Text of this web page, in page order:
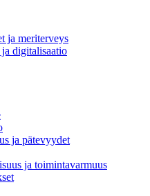
ja meriterveys
digitalisaatio
ja pätevyydet
ja toimintavarmuus